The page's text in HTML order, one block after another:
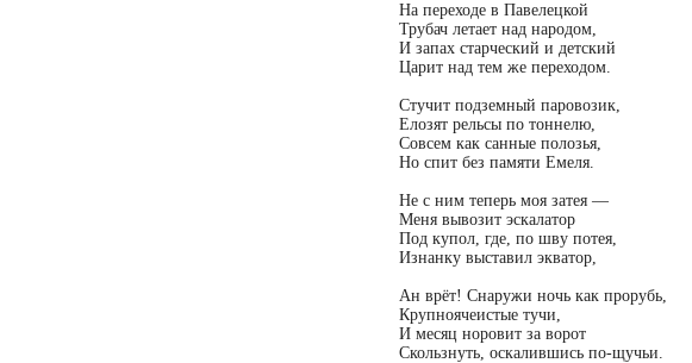
На переходе в Павелецкой
Трубач летает над народом,
И запах старческий и детский
Царит над тем же переходом.
Стучит подземный паровозик,
Елозят рельсы по тоннелю,
Совсем как санные полозья,
Но спит без памяти Емеля.
Не с ним теперь моя затея —
Меня вывозит эскалатор
Под купол, где, по шву потея,
Изнанку выставил экватор,
Ан врёт! Снаружи ночь как прорубь,
Крупноячеистые тучи,
И месяц норовит за ворот
Скользнуть, оскалившись по-щучьи.